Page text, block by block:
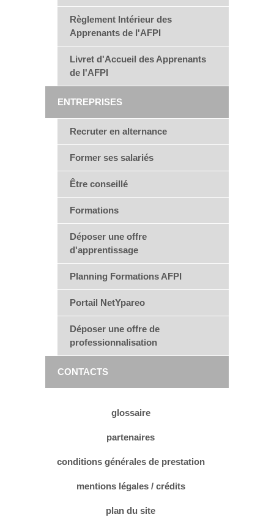
Règlement Intérieur des
Apprenants de l'AFPI
Livret d'Accueil des Apprenants
de l'AFPI
ENTREPRISES
Recruter en alternance
Former ses salariés
Être conseillé
Formations
Déposer une offre
d'apprentissage
Planning Formations AFPI
Portail NetYpareo
Déposer une offre de
professionnalisation
CONTACTS
glossaire
partenaires
conditions générales de prestation
mentions légales / crédits
plan du site